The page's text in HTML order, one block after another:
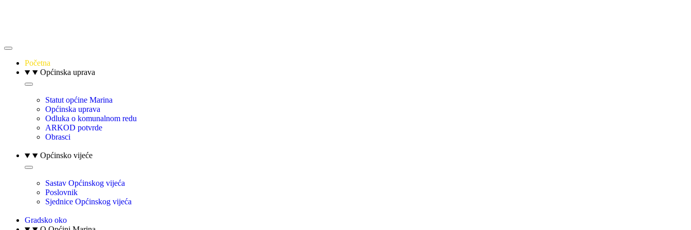
Početna
Općinska uprava
Statut općine Marina
Općinska uprava
Odluka o komunalnom redu
ARKOD potvrde
Obrasci
Općinsko vijeće
Sastav Općinskog vijeća
Poslovnik
Sjednice Općinskog vijeća
Gradsko oko